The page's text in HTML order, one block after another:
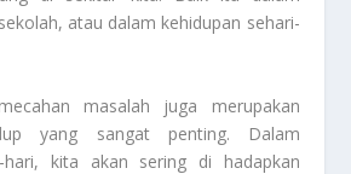
atau dalam kehidupan sehari-
masalah juga merupakan
yang sangat penting. Dalam
hari, kita akan sering di hadapkan